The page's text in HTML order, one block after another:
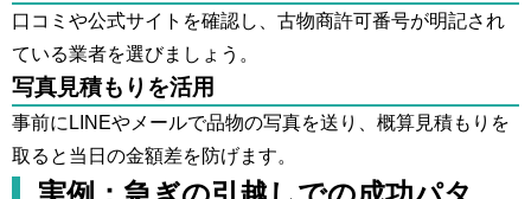
口コミや公式サイトを確認し、古物商許可番号が明記され
ている業者を選びましょう。
写真見積もりを活用
事前にLINEやメールで品物の写真を送り、概算見積もりを
取ると当日の金額差を防げます。